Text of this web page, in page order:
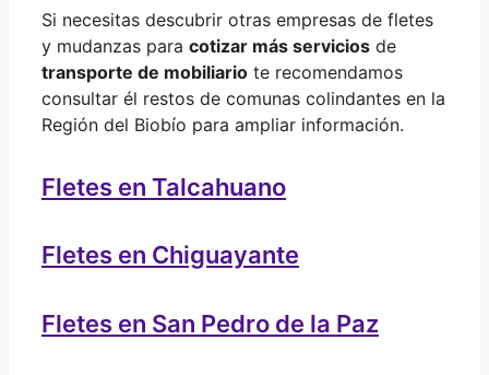
Si necesitas descubrir otras empresas de fletes
y mudanzas para cotizar más servicios de
transporte de mobiliario te recomendamos
consultar él restos de comunas colindantes en la
Región del Biobío para ampliar información.
Fletes en Talcahuano
Fletes en Chiguayante
Fletes en San Pedro de la Paz